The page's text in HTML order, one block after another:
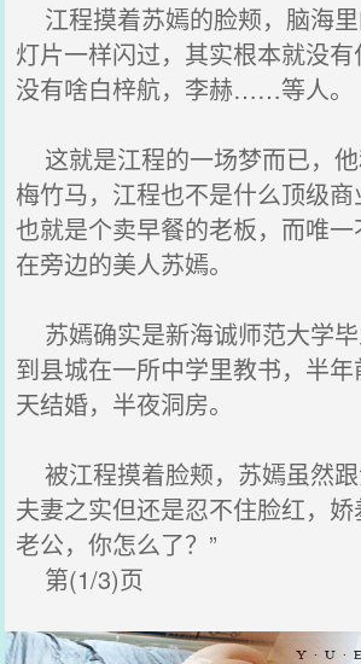
江程摸着苏嫣的脸颊，脑海
灯片一样闪过，其实根本就没
没有啥白梓航，李赫……等人。
这就是江程的一场梦而已，
梅竹马，江程也不是什么顶级
也就是个卖早餐的老板，而唯
在旁边的美人苏嫣。
苏嫣确实是新海诚师范大学
到县城在一所中学里教书，半
天结婚，半夜洞房。
被江程摸着脸颊，苏嫣虽然
夫妻之实但还是忍不住脸红，
老公，你怎么了？”
第(1/3)页